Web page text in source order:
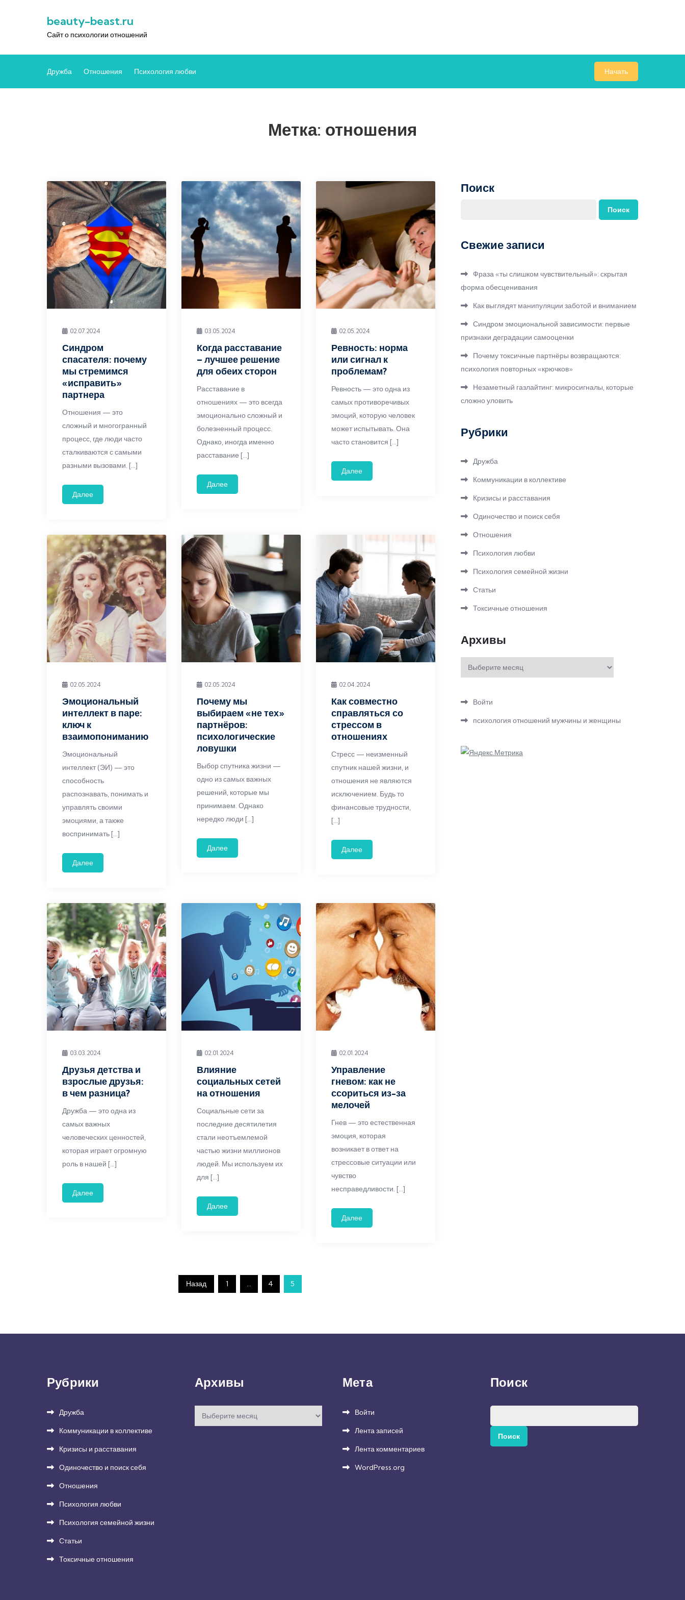
beauty-beast.ru
Сайт о психологии отношений
Дружба Отношения Психология любви Начать
Метка: отношения
02.07.2024
Синдром
спасателя: почему
мы стремимся
«исправить»
партнера
Отношения — это
сложный и многогранный
процесс, где люди часто
сталкиваются с самыми
разными вызовами. […]
Далее
03.05.2024
Когда расставание
– лучшее решение
для обеих сторон
Расставание в
отношениях — это всегда
эмоционально сложный и
болезненный процесс.
Однако, иногда именно
расставание […]
Далее
02.05.2024
Ревность: норма
или сигнал к
проблемам?
Ревность — это одна из
самых противоречивых
эмоций, которую человек
может испытывать. Она
часто становится […]
Далее
02.05.2024
Эмоциональный
интеллект в паре:
ключ к
взаимопониманию
Эмоциональный
интеллект (ЭИ) — это
способность
распознавать, понимать и
управлять своими
эмоциями, а также
воспринимать […]
Далее
02.05.2024
Почему мы
выбираем «не тех»
партнёров:
психологические
ловушки
Выбор спутника жизни —
одно из самых важных
решений, которые мы
принимаем. Однако
нередко люди […]
Далее
02.04.2024
Как совместно
справляться со
стрессом в
отношениях
Стресс — неизменный
спутник нашей жизни, и
отношения не являются
исключением. Будь то
финансовые трудности,
[…]
Далее
03.03.2024
Друзья детства и
взрослые друзья:
в чем разница?
Дружба — это одна из
самых важных
человеческих ценностей,
которая играет огромную
роль в нашей […]
Далее
02.01.2024
Влияние
социальных сетей
на отношения
Социальные сети за
последние десятилетия
стали неотъемлемой
частью жизни миллионов
людей. Мы используем их
для […]
Далее
02.01.2024
Управление
гневом: как не
ссориться из-за
мелочей
Гнев — это естественная
эмоция, которая
возникает в ответ на
стрессовые ситуации или
чувство
несправедливости. […]
Далее
Назад 1 … 4 5
Поиск
Поиск
Свежие записи
Фраза «ты слишком чувствительный»: скрытая
форма обесценивания
Как выглядят манипуляции заботой и вниманием
Синдром эмоциональной зависимости: первые
признаки деградации самооценки
Почему токсичные партнёры возвращаются:
психология повторных «крючков»
Незаметный газлайтинг: микросигналы, которые
сложно уловить
Рубрики
Дружба
Коммуникации в коллективе
Кризисы и расставания
Одиночество и поиск себя
Отношения
Психология любви
Психология семейной жизни
Статьи
Токсичные отношения
Архивы
Архивы
Войти
психология отношений мужчины и женщины
Рубрики
Дружба
Коммуникации в коллективе
Кризисы и расставания
Одиночество и поиск себя
Отношения
Психология любви
Психология семейной жизни
Статьи
Токсичные отношения
Архивы
Архивы
Мета
Войти
Лента записей
Лента комментариев
WordPress.org
Поиск